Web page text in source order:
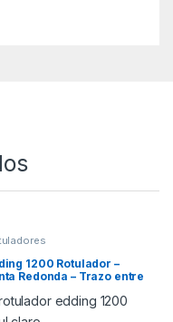
1200 Rotulador –
Redonda – Trazo entre
y 1 mm. – Tinta con Base
– Color Azul Claro